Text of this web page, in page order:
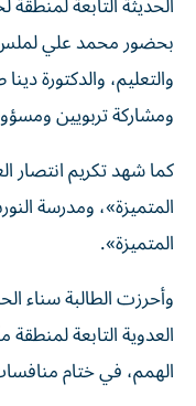
بحضور محمد علي لملس،
والتعليم، والدكتورة
ومشاركة تربويين
كما شهد تكريم انتصار
المتميزة»، ومدرسة
المتميزة».
وأحرزت الطالبة سناء
العدوية التابعة
الهمم، في ختام منافسات شارك